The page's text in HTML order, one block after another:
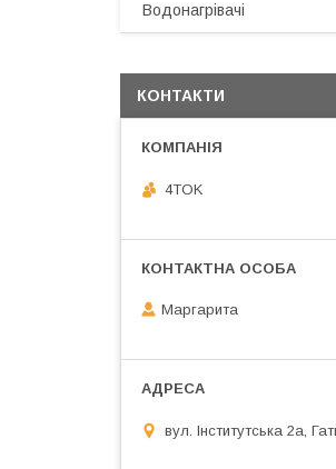
Водонагрівачі
КОНТАКТИ
4TOK
Маргарита
вул. Інститутська 2а,